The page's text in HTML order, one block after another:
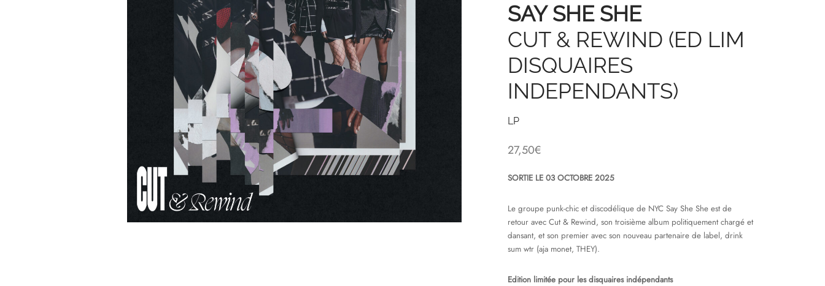
SAY SHE SHE
CUT & REWIND (ED LIM
DISQUAIRES
INDEPENDANTS)
LP
27,50€
SORTIE LE 03 OCTOBRE 2025
Le groupe punk-chic et discodélique de NYC Say She She est de
retour avec Cut & Rewind, son troisième album politiquement chargé et
dansant, et son premier avec son nouveau partenaire de label, drink
sum wtr (aja monet, THEY).
Edition limitée pour les disquaires indépendants